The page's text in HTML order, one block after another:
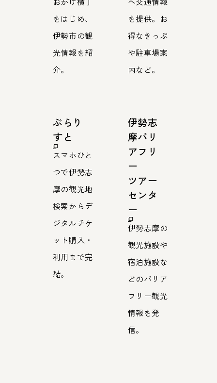
をはじめ、
伊勢市の観
光情報を紹
介。
を提供。お
得なきっぷ
や駐車場案
内など。
ぶらり
すと
スマホひと
つで伊勢志
摩の観光地
検索からデ
ジタルチケ
ット購入・
利用まで完
結。
伊勢志
摩バリ
アフリ
ー
ツアー
センタ
ー
伊勢志摩の
観光施設や
宿泊施設な
どのバリア
フリー観光
情報を発
信。